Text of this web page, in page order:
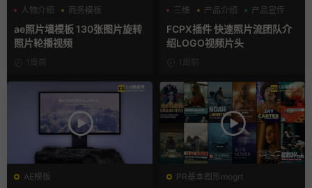
人物介绍
商务模板
幻灯片
ae照片墙模板 130张图片旋转
照片轮播视频
1周前
三维
产品介绍 产品宣传
FCPX插件 快速照片流团队介
绍LOGO视频片头
1周前
AE模板
PR基本图形mogrt